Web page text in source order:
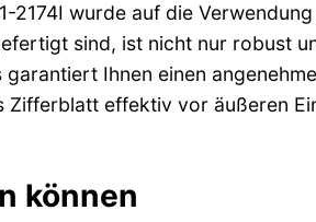
2174I wurde auf die
sind, ist nicht nur robust
Ihnen einen
effektiv vor äußeren
können